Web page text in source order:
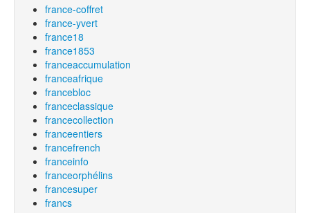
france-coffret
france-yvert
france18
france1853
franceaccumulation
franceafrique
francebloc
franceclassique
francecollection
franceentiers
francefrench
franceinfo
franceorphélins
francesuper
francs